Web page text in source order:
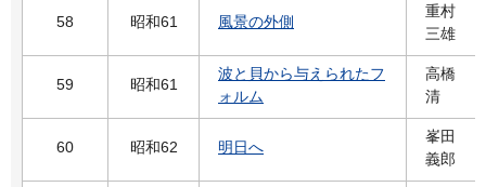
58 昭和61 風景の外側
重村
三雄
59 昭和61
波と貝から与えられたフ
ォルム
高橋
清
60 昭和62 明日へ
峯田
義郎